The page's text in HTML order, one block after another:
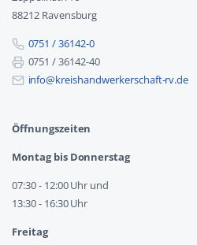
88212 Ravensburg
0751 / 36142-0
0751 / 36142-40
info@kreishandwerkerschaft-rv.de
Öffnungszeiten
Montag bis Donnerstag
07:30 - 12:00 Uhr und
13:30 - 16:30 Uhr
Freitag